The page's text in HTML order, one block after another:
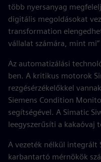
több nyersanyag
digitális megoldásokat
transformation
vállalat számára, mint
Az automatizálási
ben. A kritikus motorok
rezgésérzékelőkkel
Siemens Condition
segítségével. A Simatic
leegyszerűsíti a kakaóvaj
A vezeték nélkül integrált
karbantartó mérnökök